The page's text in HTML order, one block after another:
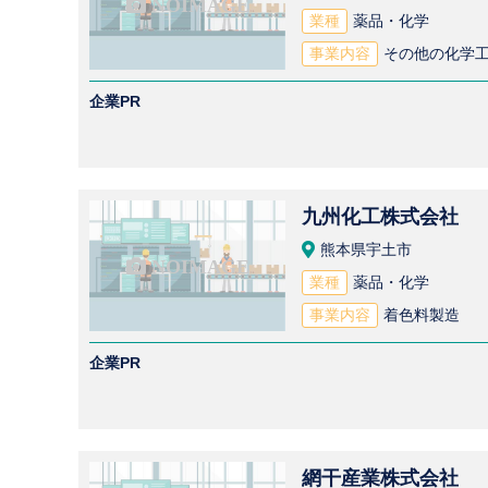
業種
薬品・化学
事業内容
その他の化学
企業PR
九州化工株式会社
熊本県宇土市
業種
薬品・化学
事業内容
着色料製造
企業PR
網干産業株式会社